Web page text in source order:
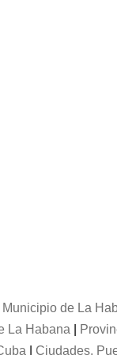
Municipio de La
La Habana
Ciudades,